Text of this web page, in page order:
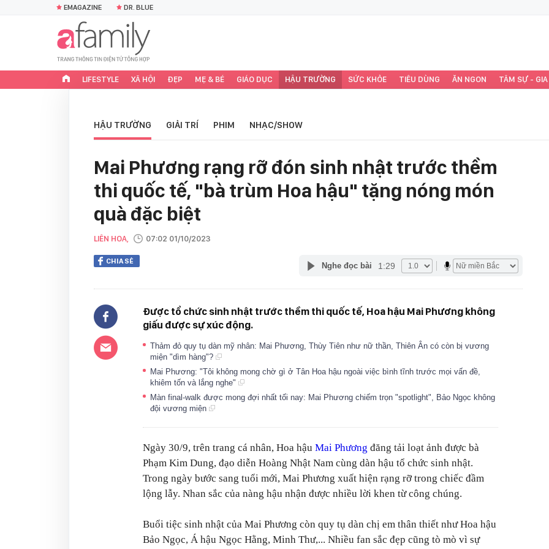
EMAGAZINE DR. BLUE
LIFESTYLE XÃ HỘI ĐẸP MẸ & BÉ GIÁO DỤC HẬU TRƯỜNG SỨC KHỎE TIÊU DÙNG ĂN NGON TÂM SỰ -
HẬU TRƯỜNG GIẢI TRÍ PHIM NHẠC/SHOW
Mai Phương rạng rỡ đón sinh nhật trước thềm
thi quốc tế, "bà trùm Hoa hậu" tặng nóng món
quà đặc biệt
LIÊN HOA, 07:02 01/10/2023
CHIA SẺ Nghe đọc bài 1:29
Được tổ chức sinh nhật trước thềm thi quốc tế, Hoa hậu Mai Phương không
giấu được sự xúc động.
Thảm đỏ quy tụ dàn mỹ nhân: Mai Phương, Thùy Tiên như nữ thần, Thiên Ân có còn bị vương
miện "dìm hàng"?
Mai Phương: "Tôi không mong chờ gì ở Tân Hoa hậu ngoài việc bình tĩnh trước mọi vấn đề,
khiêm tốn và lắng nghe"
Màn final-walk được mong đợi nhất tối nay: Mai Phương chiếm trọn "spotlight", Bảo Ngọc không
đội vương miện
Ngày 30/9, trên trang cá nhân, Hoa hậu Mai Phương đăng tải loạt ảnh được bà
Phạm Kim Dung, đạo diễn Hoàng Nhật Nam cùng dàn hậu tổ chức sinh nhật.
Trong ngày bước sang tuổi mới, Mai Phương xuất hiện rạng rỡ trong chiếc đầm
lộng lẫy. Nhan sắc của nàng hậu nhận được nhiều lời khen từ công chúng.
Buổi tiệc sinh nhật của Mai Phương còn quy tụ dàn chị em thân thiết như Hoa hậu
Bảo Ngọc, Á hậu Ngọc Hằng, Minh Thư,... Nhiều fan sắc đẹp cũng tò mò vì sự